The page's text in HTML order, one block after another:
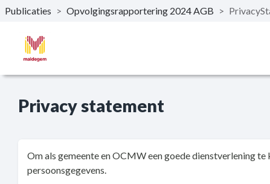
Naar hoofdinhoud
Publicaties > Opvolgingsrapportering 2024 AGB >
Privacy statement
Om als gemeente en OCMW een goede dienstverlening
persoonsgegevens.